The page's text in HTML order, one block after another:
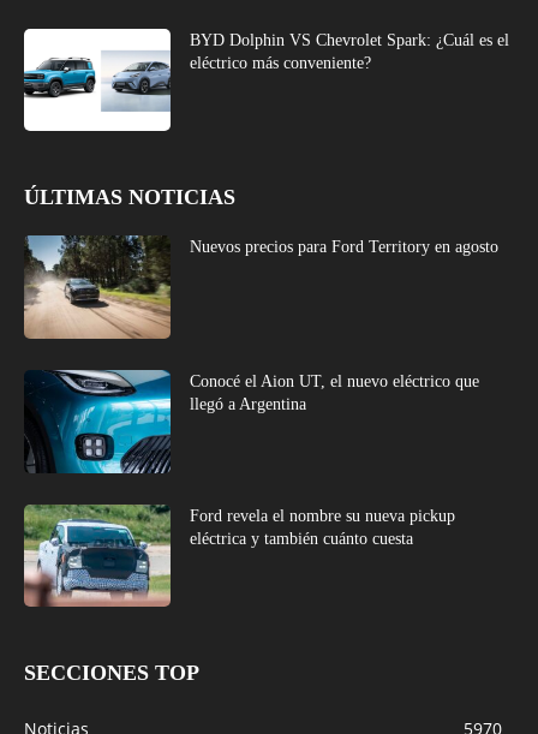
BYD Dolphin VS Chevrolet Spark: ¿Cuál es el
eléctrico más conveniente?
ÚLTIMAS NOTICIAS
Nuevos precios para Ford Territory en agosto
Conocé el Aion UT, el nuevo eléctrico que
llegó a Argentina
Ford revela el nombre su nueva pickup
eléctrica y también cuánto cuesta
SECCIONES TOP
Noticias
5970